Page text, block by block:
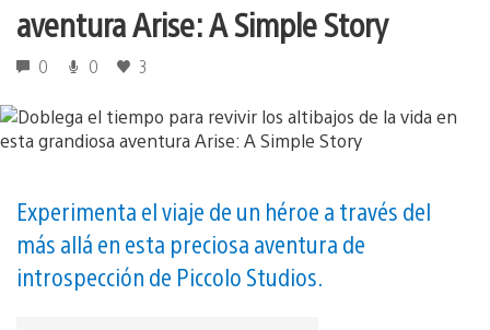
aventura Arise: A Simple Story
0 0 3
Experimenta el viaje de un héroe a través del
más allá en esta preciosa aventura de
introspección de Piccolo Studios.